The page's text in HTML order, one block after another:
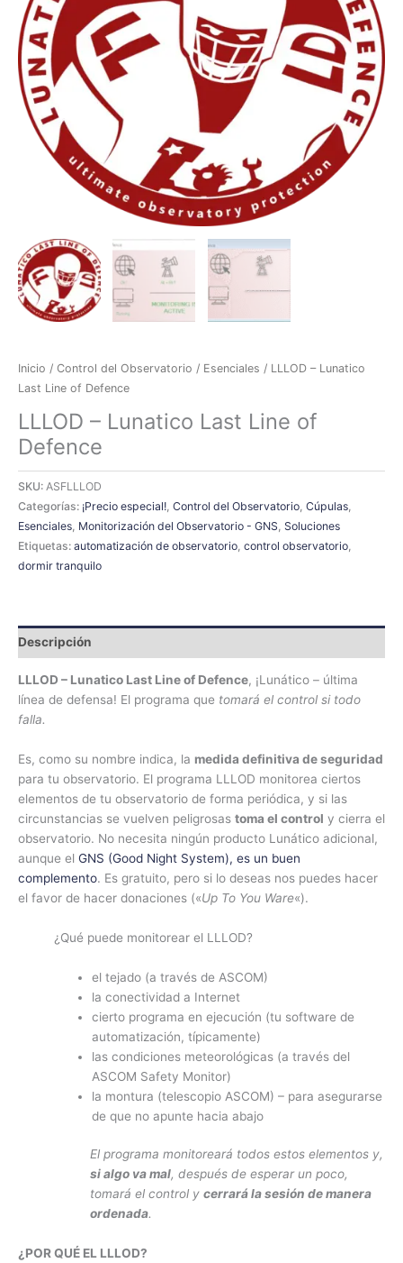
Inicio / Control del Observatorio / Esenciales / LLLOD – Lunatico
Last Line of Defence
LLLOD – Lunatico Last Line of
Defence
SKU: ASFLLLOD
Categorías: ¡Precio especial!, Control del Observatorio, Cúpulas,
Esenciales, Monitorización del Observatorio - GNS, Soluciones
Etiquetas: automatización de observatorio, control observatorio,
dormir tranquilo
Descripción
LLLOD – Lunatico Last Line of Defence, ¡Lunático – última
línea de defensa! El programa que tomará el control si todo
falla.
Es, como su nombre indica, la medida definitiva de seguridad
para tu observatorio. El programa LLLOD monitorea ciertos
elementos de tu observatorio de forma periódica, y si las
circunstancias se vuelven peligrosas toma el control y cierra el
observatorio. No necesita ningún producto Lunático adicional,
aunque el GNS (Good Night System), es un buen
complemento. Es gratuito, pero si lo deseas nos puedes hacer
el favor de hacer donaciones («Up To You Ware«).
¿Qué puede monitorear el LLLOD?
el tejado (a través de ASCOM)
la conectividad a Internet
cierto programa en ejecución (tu software de
automatización, típicamente)
las condiciones meteorológicas (a través del
ASCOM Safety Monitor)
la montura (telescopio ASCOM) – para asegurarse
de que no apunte hacia abajo
El programa monitoreará todos estos elementos y,
si algo va mal, después de esperar un poco,
tomará el control y cerrará la sesión de manera
ordenada.
¿POR QUÉ EL LLLOD?